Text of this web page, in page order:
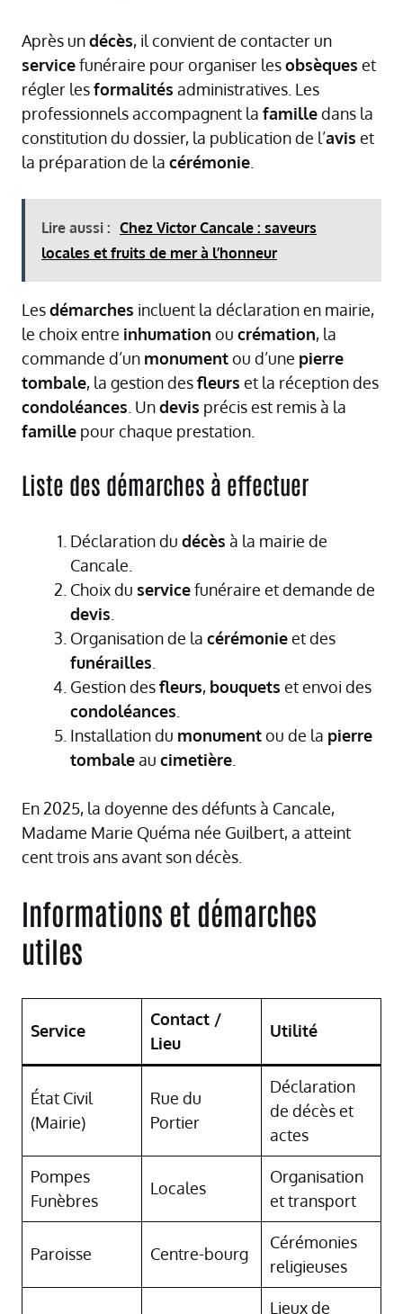
Après undécès, il convient de contacter un
servicefunéraire pour organiser lesobsèques et
régler lesformalités administratives. Les
professionnels accompagnent la familledans la
constitution du dossier, la publication de l’avis et
la préparation de la cérémonie
Lire aussi : Chez Victor Cancale : saveurs
locales et fruits de mer à l’honneur
Lesdémarches incluent la déclaration en mairie,
le choix entre inhumation ou crémation, la
commande d’un monumentou d’une pierre
tombale, la gestion desfleurs et la réception des
condoléances . Undevis précis est remis à la
famille pour chaque prestation.
Liste des démarches à effectuer
Déclaration du décès à la mairie de
Cancale.
Choix du servicefunéraire et demande de
devis
Organisation de la cérémonieet des
funérailles
Gestion desfleurs, bouquets et envoi des
condoléances
Installation du monumentou de la pierre
tombaleau cimetière
En 2025, la doyenne des défunts à Cancale,
Madame Marie Quéma née Guilbert, a atteint
cent trois ans avant son décès.
Informations et démarches
utiles
Service
Contact /
Lieu
Utilité
État Civil
(Mairie)
Rue du
Portier
Déclaration
de décès et
actes
Pompes
Funèbres
Locales
Organisation
et transport
Paroisse Centre-bourg
Cérémonies
religieuses
Lieux de